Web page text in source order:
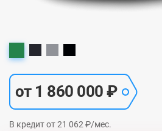
от 1 860 000 ₽
В кредит от 21 062 ₽/мес.